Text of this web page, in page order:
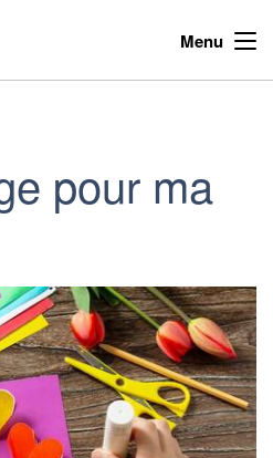
Menu
pour ma